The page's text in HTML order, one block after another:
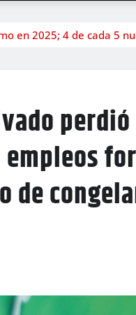
en 2025; 4 de cada 5
de